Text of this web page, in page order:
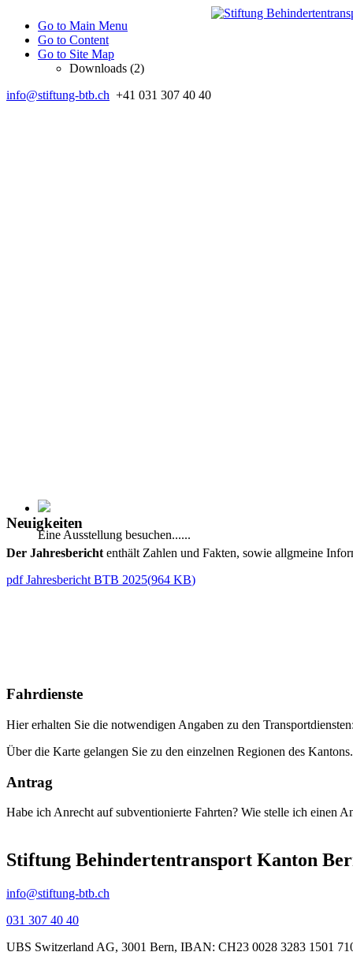
Go to Main Menu
Go to Content
Go to Site Map
Downloads (2)
info@stiftung-btb.ch +41 031 307 40 40
Eine Ausstellung besuchen......
Neuigkeiten
Der Jahresberichtenthält Zahlen und Fakten, sowie allgmeine
pdfJahresbericht BTB 2025(964 KB)
Fahrdienste
Hier erhalten Sie die notwendigen Angaben zu den
Über die Karte gelangen Sie zu den einzelnen Regionen des Kantons.
Antrag
Habe ich Anrecht auf subventionierte Fahrten? Wie stelle ich einen
Stiftung Behindertentransport Kanton
info@stiftung-btb.ch
031 307 40 40
UBS Switzerland AG, 3001 Bern, IBAN: CH23 0028 3283 1501